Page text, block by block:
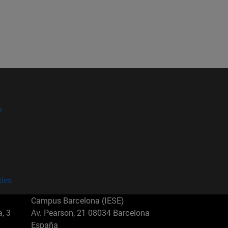
3
Campus Barcelona (IESE)
Av. Pearson, 21 08034 Barcelona
España